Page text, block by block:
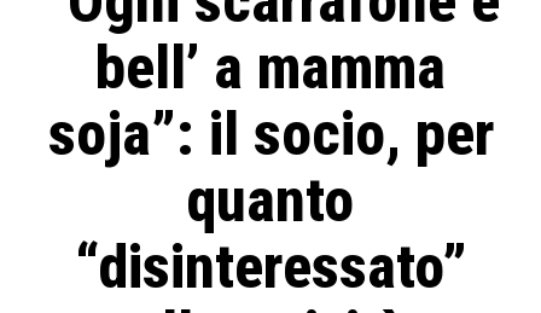
bell’ a mamma
soja”: il socio, per
quanto
“disinteressato”